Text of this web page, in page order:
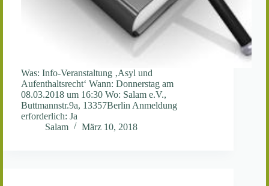
Was: Info-Veranstaltung ‚Asyl­ und
Aufenthaltsrecht‘ Wann: Donnerstag am
08.03.2018 um 16:30 Wo: Salam e.V.,
Buttmannstr.9a, 13357Berlin Anmeldung
erforderlich: Ja
Salam
März 10, 2018